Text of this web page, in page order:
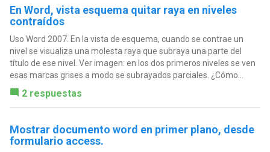
En Word, vista esquema quitar raya en niveles
contraídos
Uso Word 2007. En la vista de esquema, cuando se contrae un
nivel se visualiza una molesta raya que subraya una parte del
título de ese nivel. Ver imagen: en los dos primeros niveles se ven
esas marcas grises a modo se subrayados parciales. ¿Cómo...
2 respuestas
Mostrar documento word en primer plano, desde
formulario access.